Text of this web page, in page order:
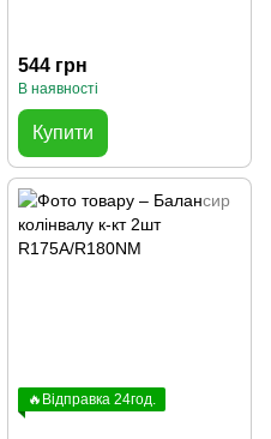
544 грн
В наявності
Купити
🔥Відправка 24год.